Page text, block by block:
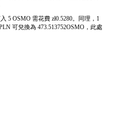
5 OSMO 需花費 zł0.5280。同理，1
可兌換為 473.513752OSMO，此處